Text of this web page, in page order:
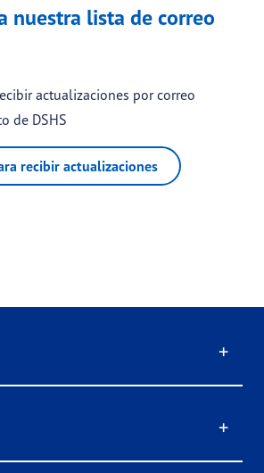
nuestra lista de correo
actualizaciones por correo
de DSHS
recibir actualizaciones